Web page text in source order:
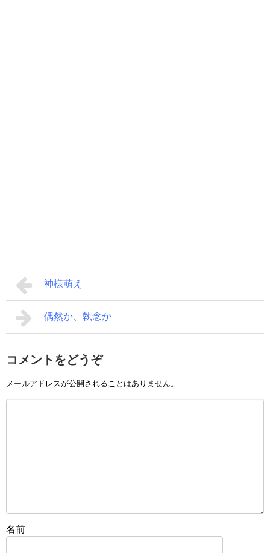
神様萌え
偶然か、執念か
コメントをどうぞ
メールアドレスが公開されることはありません。
名前